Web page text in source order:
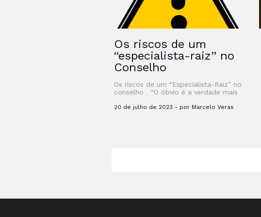
Os riscos de um
“especialista-raiz” no
Conselho
Os riscos de um “Especialista-Raiz” no
conselho “O óbvio é a verdade mais
Lispector” Desde que li …
20 de julho de 2023 - por Marcelo Veras